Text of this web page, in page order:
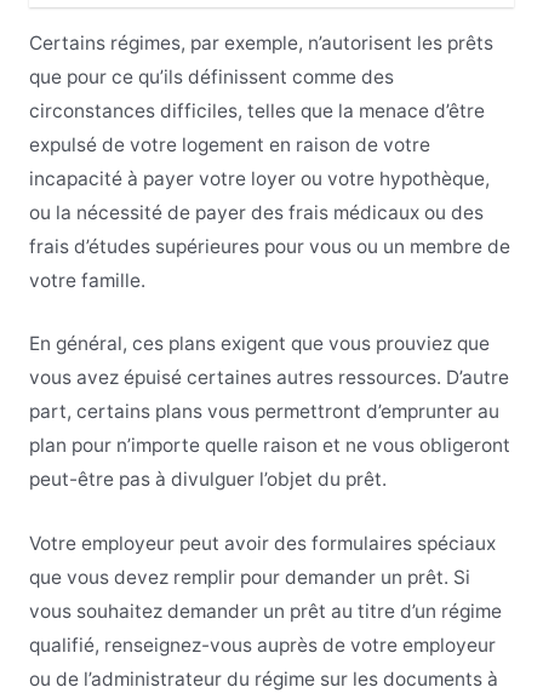
Certains régimes, par exemple, n’autorisent les prêts
que pour ce qu’ils définissent comme des
circonstances difficiles, telles que la menace d’être
expulsé de votre logement en raison de votre
incapacité à payer votre loyer ou votre hypothèque,
ou la nécessité de payer des frais médicaux ou des
frais d’études supérieures pour vous ou un membre de
votre famille.
En général, ces plans exigent que vous prouviez que
vous avez épuisé certaines autres ressources. D’autre
part, certains plans vous permettront d’emprunter au
plan pour n’importe quelle raison et ne vous obligeront
peut-être pas à divulguer l’objet du prêt.
Votre employeur peut avoir des formulaires spéciaux
que vous devez remplir pour demander un prêt. Si
vous souhaitez demander un prêt au titre d’un régime
qualifié, renseignez-vous auprès de votre employeur
ou de l’administrateur du régime sur les documents à